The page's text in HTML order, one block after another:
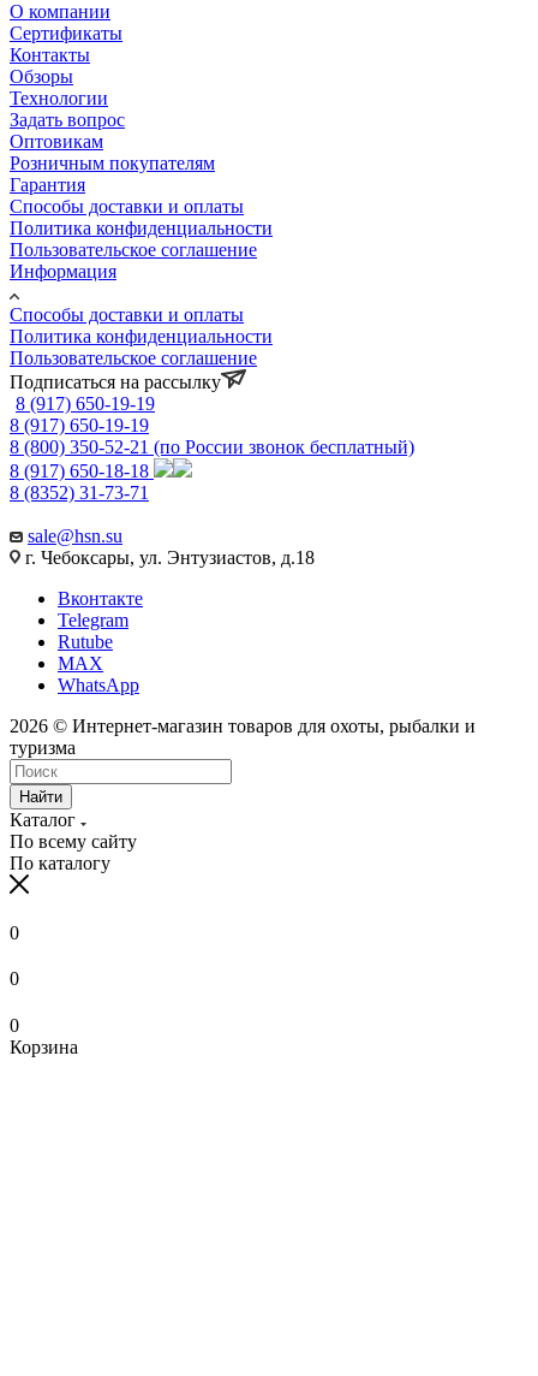
О компании
Сертификаты
Контакты
Обзоры
Технологии
Задать вопрос
Оптовикам
Розничным покупателям
Гарантия
Способы доставки и оплаты
Политика конфиденциальности
Пользовательское соглашение
Информация
Способы доставки и оплаты
Политика конфиденциальности
Пользовательское соглашение
Подписаться на рассылку
8 (917) 650-19-19
8 (917) 650-19-19
8 (800) 350-52-21 (по России звонок бесплатный)
8 (917) 650-18-18
8 (8352) 31-73-71
sale@hsn.su
г. Чебоксары, ул. Энтузиастов, д.18
Вконтакте
Telegram
Rutube
MAX
WhatsApp
2026 © Интернет-магазин товаров для охоты, рыбалки и
туризма
Найти
Каталог
По всему сайту
По каталогу
0
0
0
Корзина